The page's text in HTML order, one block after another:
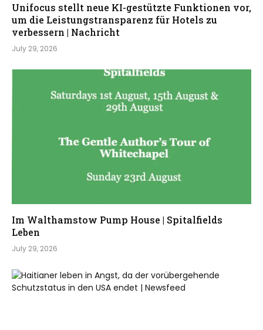
Unifocus stellt neue KI-gestützte Funktionen vor,
um die Leistungstransparenz für Hotels zu
verbessern | Nachricht
July 29, 2026
Im Walthamstow Pump House | Spitalfields
Leben
July 29, 2026